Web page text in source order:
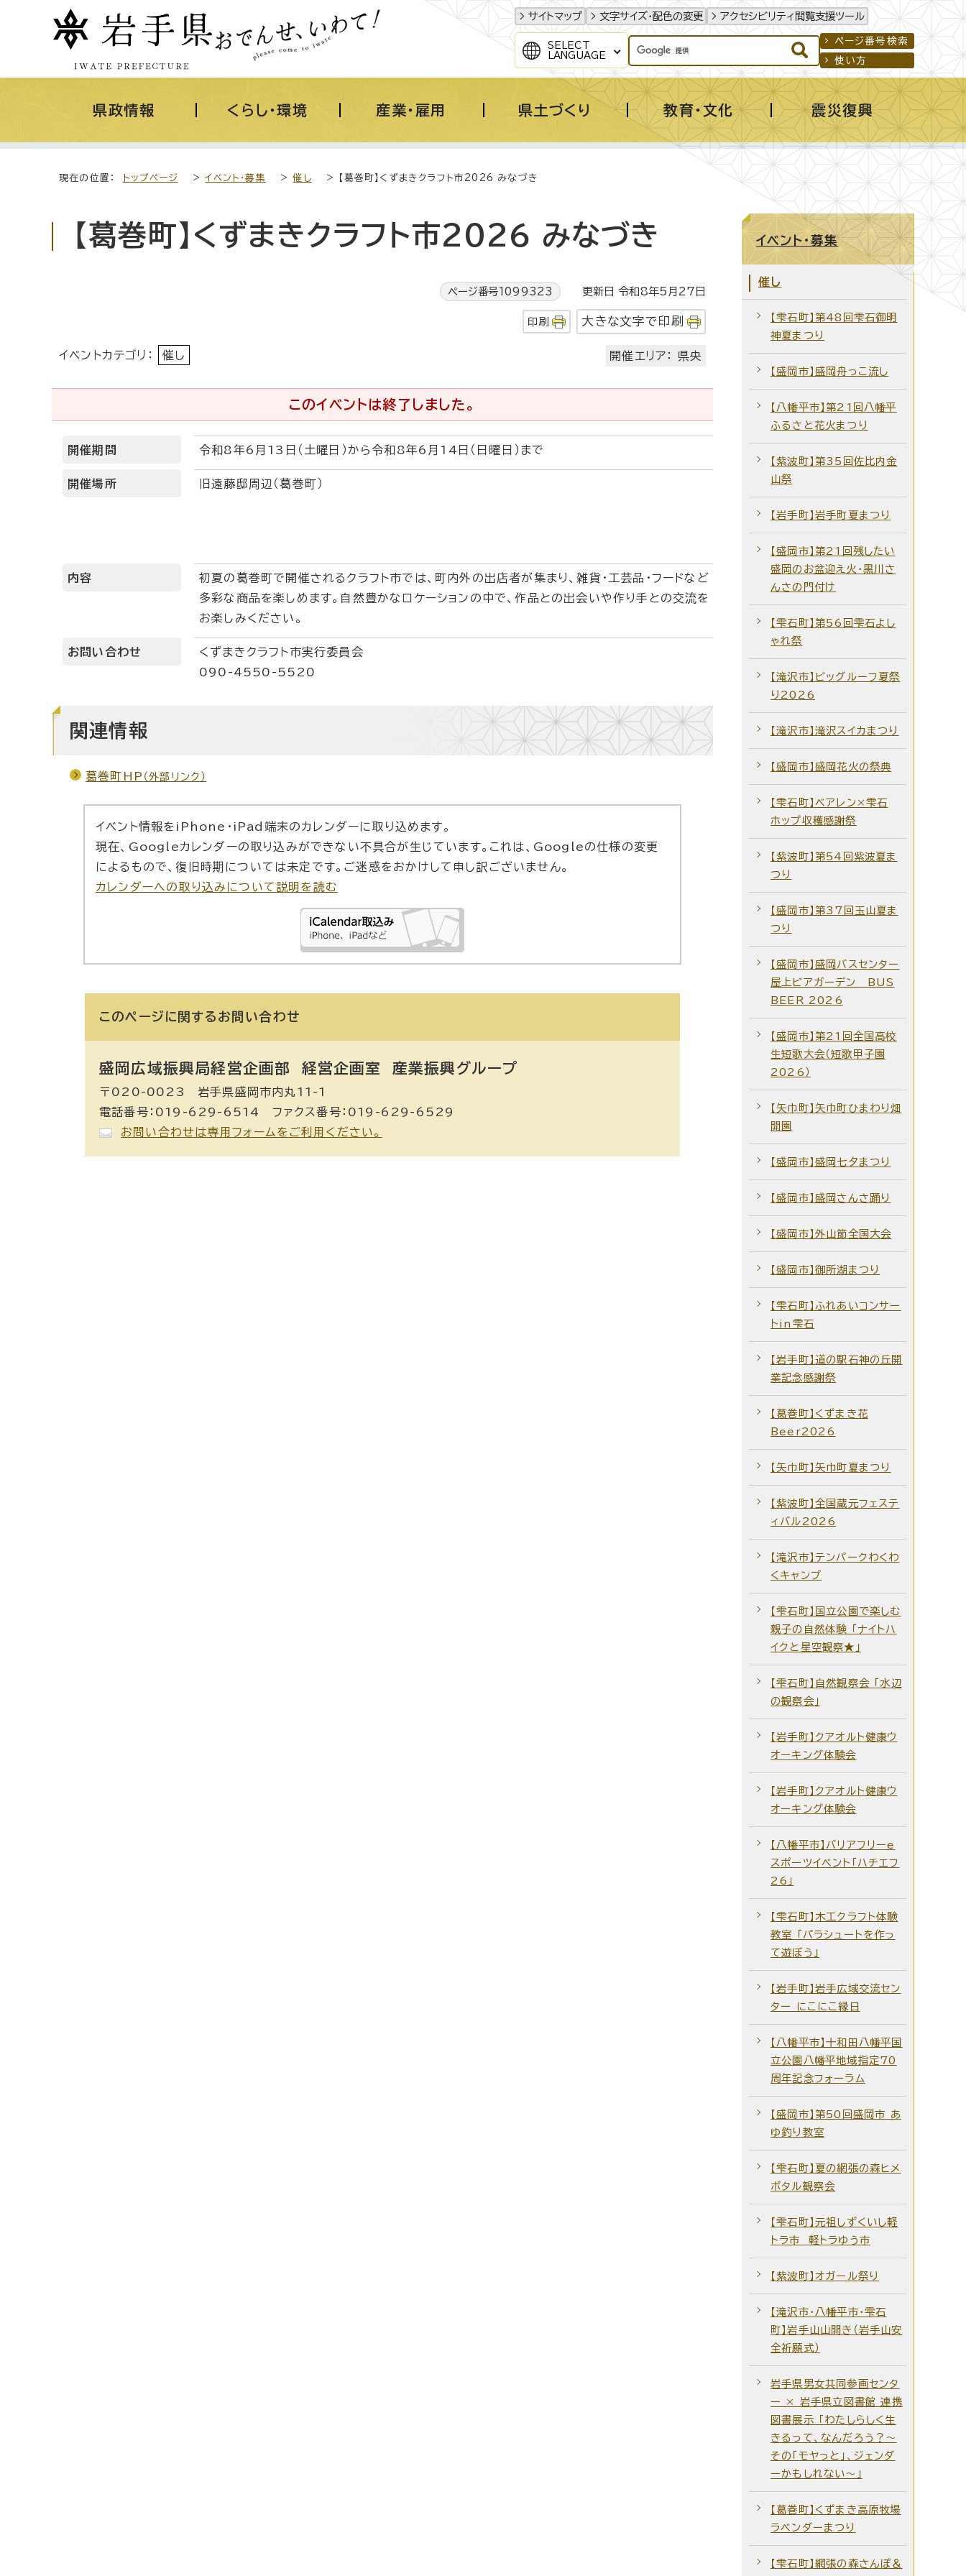
サイトマップ 文字サイズ・配色の変更 アクセシビリティ閲覧支援ツール
SELECT
LANGUAGE
ページ番号検索
使い方
県政情報 くらし・環境 産業・雇用 県土づくり 教育・文化 震災復興
現在の位置： トップページ >イベント・募集 >催し > 【葛巻町】くずまきクラフト市2026 みなづき
【葛巻町】くずまきクラフト市2026 みなづき
ページ番号1099323 更新日 令和8年5月27日
印刷 大きな文字で印刷
イベントカテゴリ： 催し 開催エリア： 県央
このイベントは終了しました。
開催期間 令和8年6月13日（土曜日）から令和8年6月14日（日曜日）まで
開催場所 旧遠藤邸周辺（葛巻町）
内容
初夏の葛巻町で開催されるクラフト市では、町内外の出店者が集まり、雑貨・工芸品・フードなど
多彩な商品を楽しめます。自然豊かなロケーションの中で、作品との出会いや作り手との交流を
お楽しみください。
お問い合わせ
くずまきクラフト市実行委員会
090-4550-5520
関連情報
葛巻町HP （外部リンク）
イベント情報をiPhone・iPad端末のカレンダーに取り込めます。
現在、Googleカレンダーの取り込みができない不具合が生じています。これは、Googleの仕様の変更
によるもので、復旧時期については未定です。ご迷惑をおかけして申し訳ございません。
カレンダーへの取り込みについて説明を読む
このページに関する お問い合わせ
盛岡広域振興局経営企画部 経営企画室 産業振興グループ
〒020-0023 岩手県盛岡市内丸11-1
電話番号：019-629-6514 ファクス番号：019-629-6529
お問い合わせは専用フォームをご利用ください。
イベント・募集
催し
【雫石町】第48回雫石御明
神夏まつり
【盛岡市】盛岡舟っこ流し
【八幡平市】第21回八幡平
ふるさと花火まつり
【紫波町】第35回佐比内金
山祭
【岩手町】岩手町夏まつり
【盛岡市】第21回残したい
盛岡のお盆迎え火・黒川さ
んさの門付け
【雫石町】第56回雫石よし
ゃれ祭
【滝沢市】ビッグルーフ夏祭
り2026
【滝沢市】滝沢スイカまつり
【盛岡市】盛岡花火の祭典
【雫石町】ベアレン×雫石
ホップ収穫感謝祭
【紫波町】第54回紫波夏ま
つり
【盛岡市】第37回玉山夏ま
つり
【盛岡市】盛岡バスセンター
屋上ビアガーデン BUS
BEER 2026
【盛岡市】第21回全国高校
生短歌大会（短歌甲子園
2026）
【矢巾町】矢巾町ひまわり畑
開園
【盛岡市】盛岡七夕まつり
【盛岡市】盛岡さんさ踊り
【盛岡市】外山節全国大会
【盛岡市】御所湖まつり
【雫石町】ふれあいコンサー
トin雫石
【岩手町】道の駅石神の丘開
業記念感謝祭
【葛巻町】くずまき花
Beer2026
【矢巾町】矢巾町夏まつり
【紫波町】全国蔵元フェステ
ィバル2026
【滝沢市】テンパークわくわ
くキャンプ
【雫石町】国立公園で楽しむ
親子の自然体験 「ナイトハ
イクと星空観察★」
【雫石町】自然観察会 ｢水辺
の観察会｣
【岩手町】クアオルト健康ウ
オーキング体験会
【岩手町】クアオルト健康ウ
オーキング体験会
【八幡平市】バリアフリーe
スポーツイベント「ハチエフ
26」
【雫石町】木工クラフト体験
教室 「パラシュートを作っ
て遊ぼう」
【岩手町】岩手広域交流セン
ター にこにこ縁日
【八幡平市】十和田八幡平国
立公園八幡平地域指定70
周年記念フォーラム
【盛岡市】第50回盛岡市 あ
ゆ釣り教室
【雫石町】夏の網張の森ヒメ
ボタル観察会
【雫石町】元祖しずくいし軽
トラ市 軽トラゆう市
【紫波町】オガール祭り
【滝沢市・八幡平市・雫石
町】岩手山山開き（岩手山安
全祈願式）
岩手県男女共同参画センタ
ー × 岩手県立図書館 連携
図書展示 「わたしらしく生
きるって、なんだろう？～
その「モヤっと」、ジェンダ
ーかもしれない～」
【葛巻町】くずまき高原牧場
ラベンダーまつり
【雫石町】網張の森さんぽ＆